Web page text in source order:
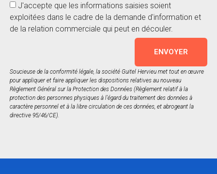
J'accepte que les informations saisies soient
exploitées dans le cadre de la demande d'information et
de la relation commerciale qui peut en découler.
ENVOYER
Soucieuse de la conformité légale, la société Guitel Hervieu met tout en œuvre
pour appliquer et faire appliquer les dispositions relatives au nouveau
Règlement Général sur la Protection des Données (Règlement relatif à la
protection des personnes physiques à l’égard du traitement des données à
caractère personnel et à la libre circulation de ces données, et abrogeant la
directive 95/46/CE).